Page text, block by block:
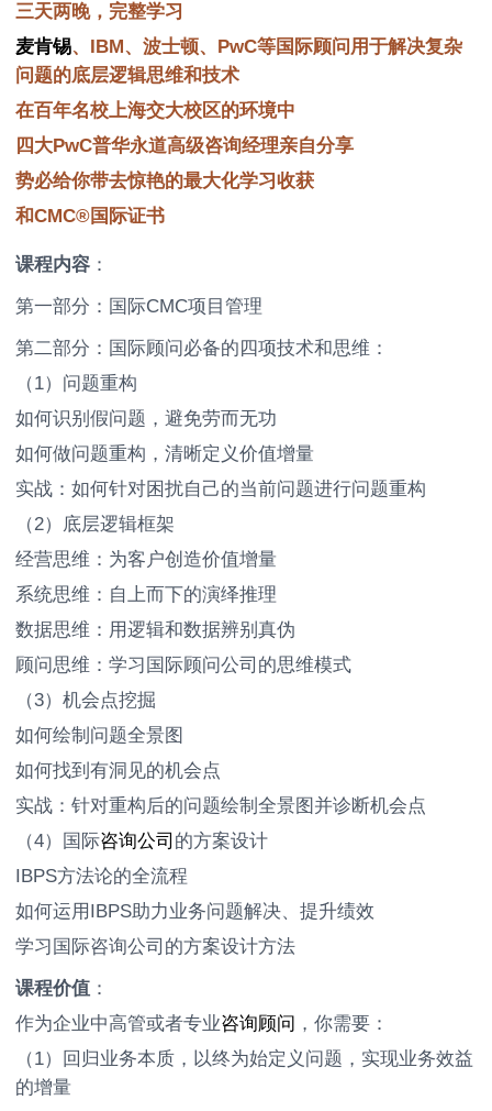
三天两晚，完整学习
麦肯锡、IBM、波士顿、PwC等国际顾问用于解决复杂
问题的底层逻辑思维和技术
在百年名校上海交大校区的环境中
四大PwC普华永道高级咨询经理亲自分享
势必给你带去惊艳的最大化学习收获
和CMC®国际证书
课程内容 ：
第一部分：国际CMC项目管理
第二部分：国际顾问必备的四项技术和思维：
（1）问题重构
如何识别假问题，避免劳而无功
如何做问题重构，清晰定义价值增量
实战：如何针对困扰自己的当前问题进行问题重构
（2）底层逻辑框架
经营思维：为客户创造价值增量
系统思维：自上而下的演绎推理
数据思维：用逻辑和数据辨别真伪
顾问思维：学习国际顾问公司的思维模式
（3）机会点挖掘
如何绘制问题全景图
如何找到有洞见的机会点
实战：针对重构后的问题绘制全景图并诊断机会点
（4）国际咨询公司 的方案设计
IBPS方法论的全流程
如何运用IBPS助力业务问题解决、提升绩效
学习国际咨询公司的方案设计方法
课程价值 ：
作为企业中高管或者专业咨询顾问 ，你需要：
（1）回归业务本质，以终为始定义问题，实现业务效益
的增量